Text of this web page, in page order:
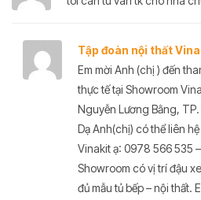
Tập đoàn nội thất
Em mời Anh (chị ) đến
thực tế tại Showroom
Nguyễn Lương Bằng, TP.
Dạ Anh(chị) có thể liên
Vinakit ạ: 0978 566 535
Showroom có vị trí đậu
đủ mẫu tủ bếp – nội thất.